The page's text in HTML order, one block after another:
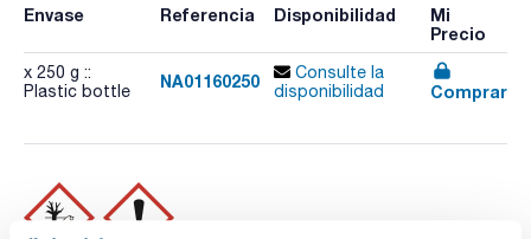
Envase Referencia Disponibilidad
Mi
Precio
x 250 g ::
Plastic bottle
NA01160250
Consulte la
disponibilidad
Comprar